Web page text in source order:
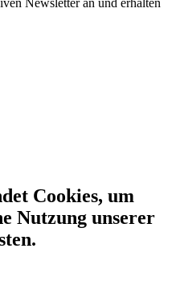
Newsletter an und erhalten
Cookies, um
Nutzung unserer